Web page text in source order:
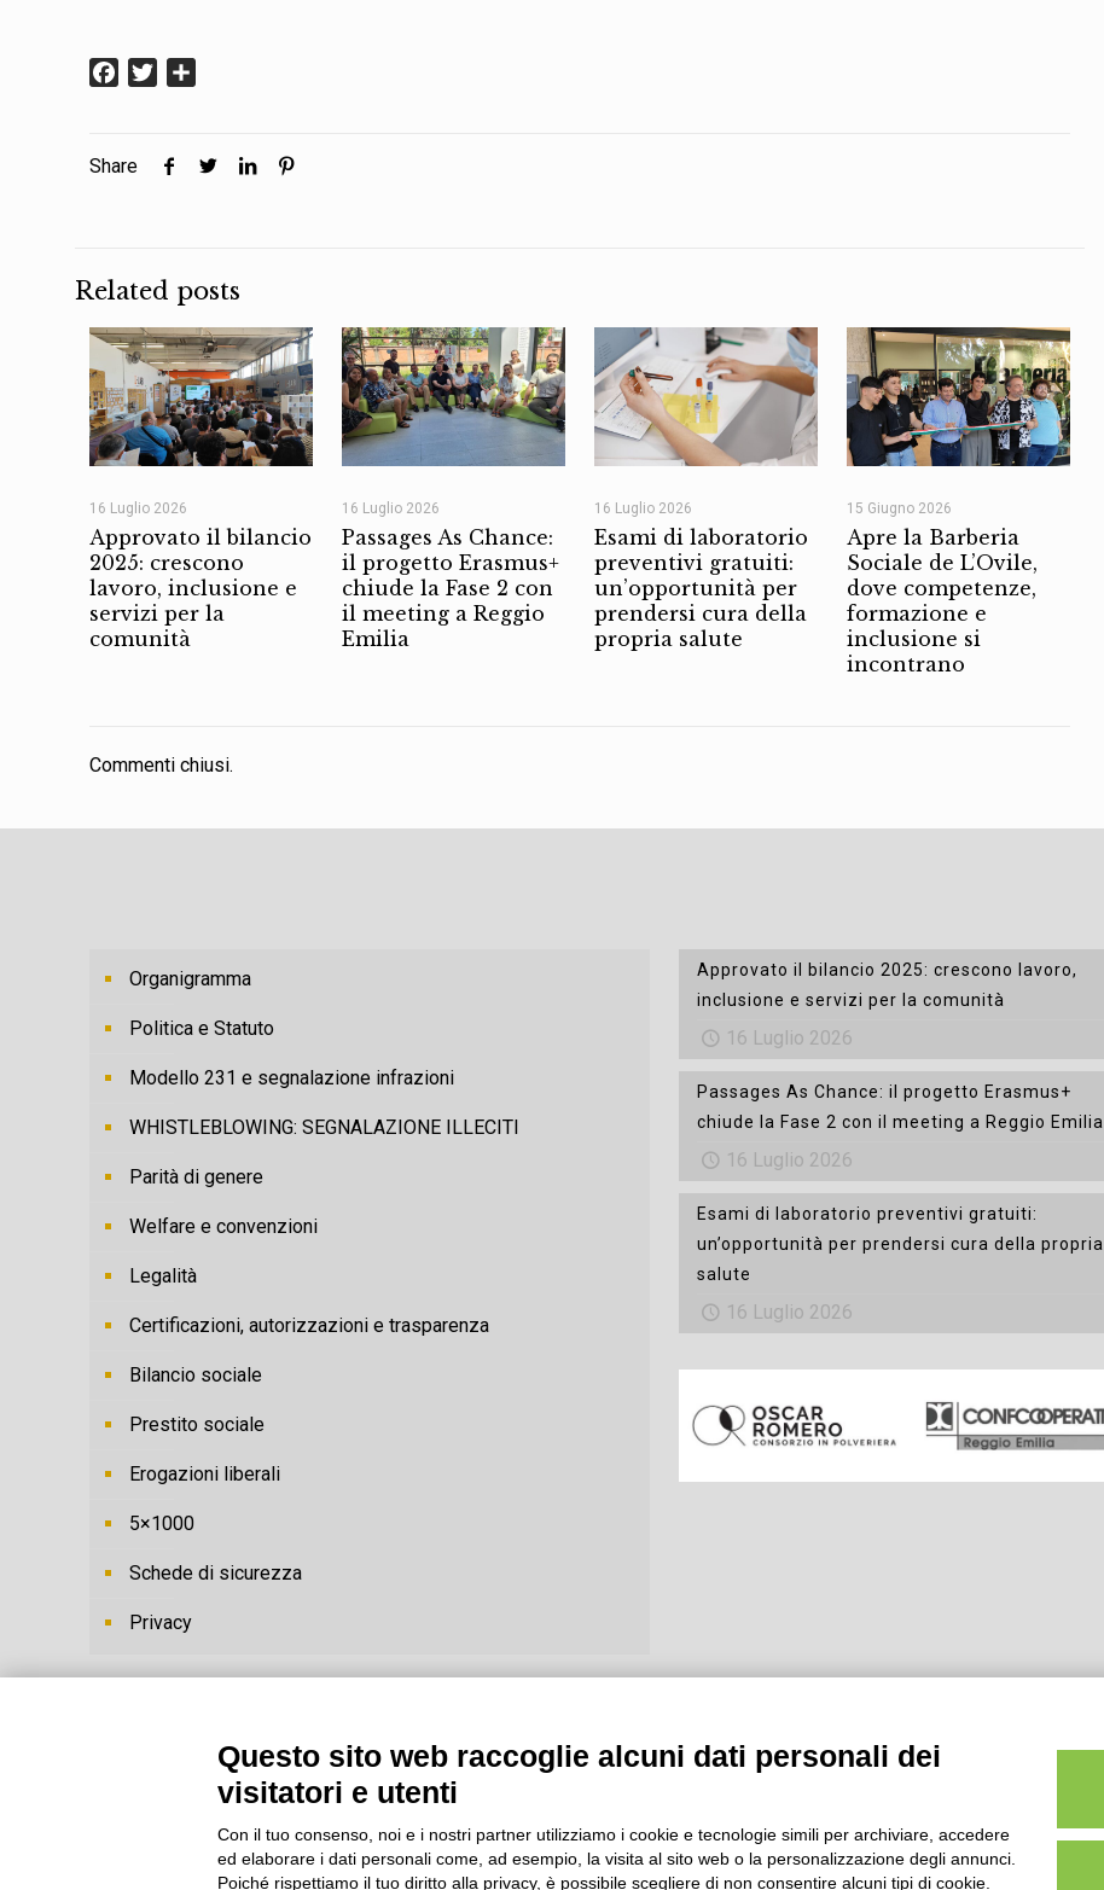
Facebook
Twitter
Share
Related posts
16 Luglio 2026
Approvato il bilancio
2025: crescono
lavoro, inclusione e
servizi per la
comunità
16 Luglio 2026
Passages As Chance:
il progetto Erasmus+
chiude la Fase 2 con
il meeting a Reggio
Emilia
16 Luglio 2026
Esami di laboratorio
preventivi gratuiti:
un’opportunità per
prendersi cura della
propria salute
15 Giugno 2026
Apre la Barberia
Sociale de L’Ovile,
dove competenze,
formazione e
inclusione si
incontrano
Commenti chiusi.
Organigramma
Politica e Statuto
Modello 231 e segnalazione infrazioni
WHISTLEBLOWING: SEGNALAZIONE ILLECITI
Parità di genere
Welfare e convenzioni
Legalità
Certificazioni, autorizzazioni e trasparenza
Bilancio sociale
Prestito sociale
Erogazioni liberali
5×1000
Schede di sicurezza
Privacy
Approvato il bilancio 2025: crescono lavoro,
inclusione e servizi per la comunità
16 Luglio 2026
Passages As Chance: il progetto Erasmus+
chiude la Fase 2 con il meeting a Reggio Emilia
16 Luglio 2026
Esami di laboratorio preventivi gratuiti:
un’opportunità per prendersi cura della propria
salute
16 Luglio 2026
Questo sito web raccoglie alcuni dati personali dei
visitatori e utenti
Con il tuo consenso, noi e i nostri partner utilizziamo i cookie e tecnologie simili per archiviare, accedere
ed elaborare i dati personali come, ad esempio, la visita al sito web o la personalizzazione degli annunci.
Poiché rispettiamo il tuo diritto alla privacy, è possibile scegliere di non consentire alcuni tipi di cookie.